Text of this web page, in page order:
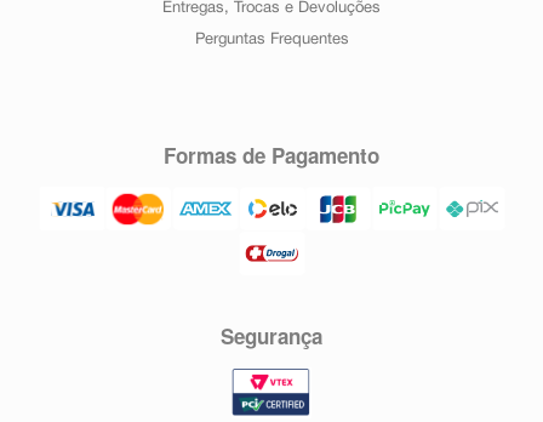
Entregas, Trocas e Devoluções
Perguntas Frequentes
Formas de Pagamento
Segurança